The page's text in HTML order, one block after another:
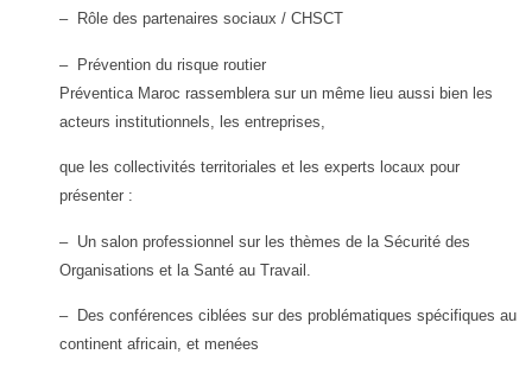
– Rôle des partenaires sociaux / CHSCT
– Prévention du risque routier
Préventica Maroc rassemblera sur un même lieu aussi bien les
acteurs institutionnels, les entreprises,
que les collectivités territoriales et les experts locaux pour
présenter :
– Un salon professionnel sur les thèmes de la Sécurité des
Organisations et la Santé au Travail.
– Des conférences ciblées sur des problématiques spécifiques au
continent africain, et menées